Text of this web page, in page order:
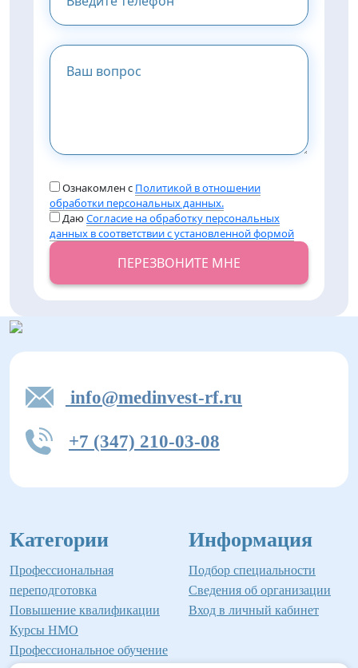
Ознакомлен с Политикой в отношении
обработки персональных данных.
ДаюСогласие на обработку персональных
данных в соответствии с установленной формой
ПЕРЕЗВОНИТЕ МНЕ
info@medinvest-rf.ru
+7 (347) 210-03-08
Категории
Профессиональная
переподготовка
Повышение квалификации
Курсы НМО
Профессиональное обучение
Информация
Подбор специальности
Сведения об организации
Вход в личный кабинет